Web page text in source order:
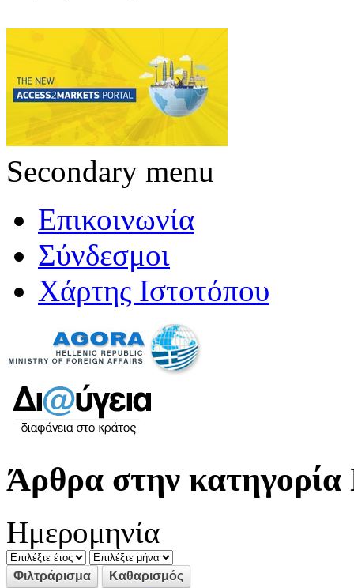
Secondary menu
Επικοινωνία
Σύνδεσμοι
Χάρτης Ιστοτόπου
Άρθρα στην κατηγορία
Ημερομηνία